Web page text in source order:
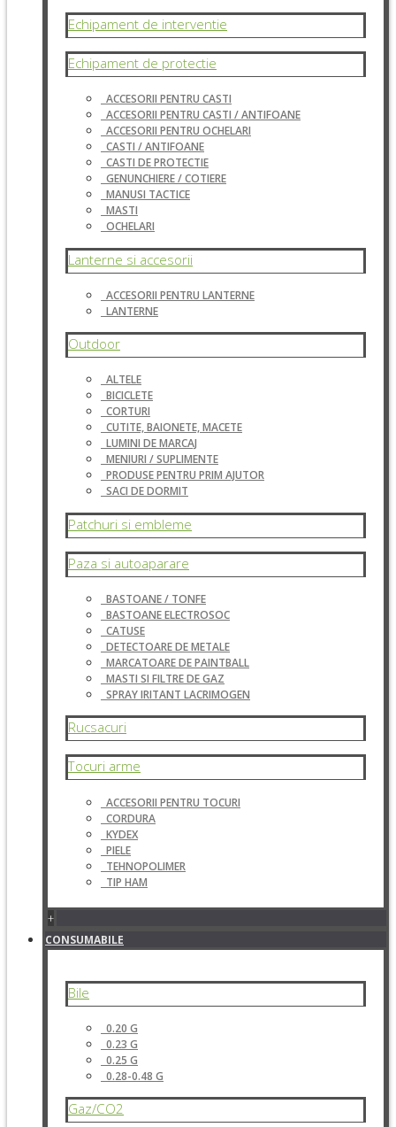
Echipament de interventie
Echipament de protectie
ACCESORII PENTRU CASTI
ACCESORII PENTRU CASTI / ANTIFOANE
ACCESORII PENTRU OCHELARI
CASTI / ANTIFOANE
CASTI DE PROTECTIE
GENUNCHIERE / COTIERE
MANUSI TACTICE
MASTI
OCHELARI
Lanterne si accesorii
ACCESORII PENTRU LANTERNE
LANTERNE
Outdoor
ALTELE
BICICLETE
CORTURI
CUTITE, BAIONETE, MACETE
LUMINI DE MARCAJ
MENIURI / SUPLIMENTE
PRODUSE PENTRU PRIM AJUTOR
SACI DE DORMIT
Patchuri si embleme
Paza si autoaparare
BASTOANE / TONFE
BASTOANE ELECTROSOC
CATUSE
DETECTOARE DE METALE
MARCATOARE DE PAINTBALL
MASTI SI FILTRE DE GAZ
SPRAY IRITANT LACRIMOGEN
Rucsacuri
Tocuri arme
ACCESORII PENTRU TOCURI
CORDURA
KYDEX
PIELE
TEHNOPOLIMER
TIP HAM
+
CONSUMABILE
Bile
0.20 G
0.23 G
0.25 G
0.28-0.48 G
Gaz/CO2